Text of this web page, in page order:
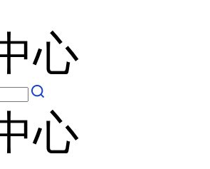
心
心